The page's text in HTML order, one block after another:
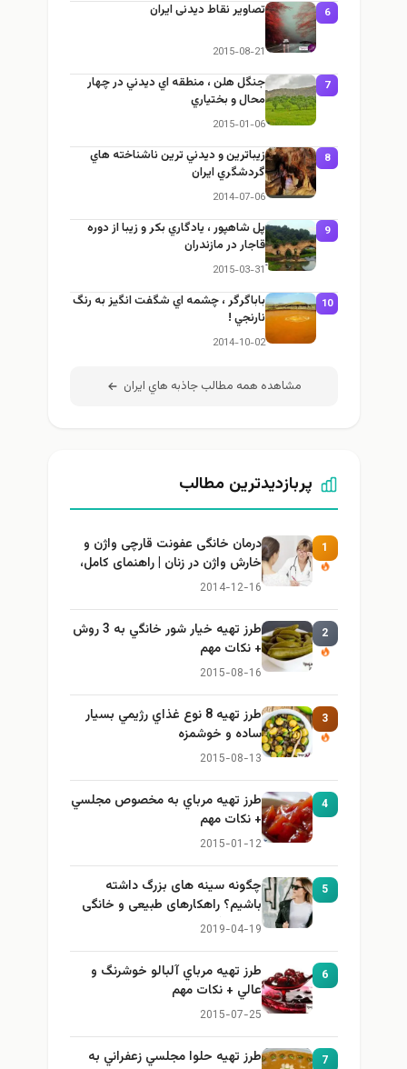
6 تصاویر نقاط دیدنی ایران
2015-08-21
7
جنگل هلن ، منطقه اي ديدني در چهار
محال و بختياري
2015-01-06
8
زيباترين و ديدني ترين ناشناخته هاي
گردشگري ايران
2014-07-06
9
پل شاهپور ، يادگاري بكر و زيبا از دوره
قاجار در مازندران
2015-03-31
10
باباگرگر ، چشمه اي شگفت انگيز به رنگ
نارنجي !
2014-10-02
مشاهده همه مطالب جاذبه هاي ايران
پربازدیدترین مطالب
1
درمان خانگی عفونت قارچی واژن و
خارش واژن در زنان | راهنمای کامل،
ایمن و کاربردی
2014-12-16
2
طرز تهيه خیار شور خانگي به 3 روش
+ نكات مهم
2015-08-16
3
طرز تهيه 8 نوع غذاي رژيمي بسيار
ساده و خوشمزه
2015-08-13
4
طرز تهيه مرباي به مخصوص مجلسي
+ نكات مهم
2015-01-12
5
چگونه سینه های بزرگ داشته
باشیم؟ راهکارهای طبیعی و خانگی
برای بزرگ کردن سینه
2019-04-19
6
طرز تهيه مرباي آلبالو خوشرنگ و
عالي + نكات مهم
2015-07-25
7
طرز تهيه حلوا مجلسي زعفراني به